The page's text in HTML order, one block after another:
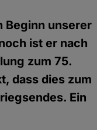
Beginn unserer
ist er nach
zum 75.
dass dies zum
Ein